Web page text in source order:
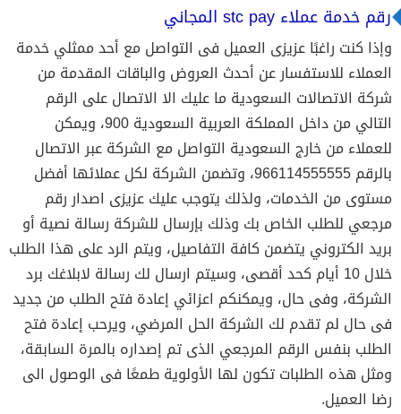
رقم خدمة عملاء stc pay المجاني
وإذا كنت راغبًا عزيزى العميل فى التواصل مع أحد ممثلي خدمة
العملاء للاستفسار عن أحدث العروض والباقات المقدمة من
شركة الاتصالات السعودية ما عليك الا الاتصال على الرقم
التالي من داخل المملكة العربية السعودية 900، ويمكن
للعملاء من خارج السعودية التواصل مع الشركة عبر الاتصال
بالرقم 966114555555، وتضمن الشركة لكل عملائها أفضل
مستوى من الخدمات، ولذلك يتوجب عليك عزيزى اصدار رقم
مرجعي للطلب الخاص بك وذلك بإرسال للشركة رسالة نصية أو
بريد الكتروني يتضمن كافة التفاصيل، ويتم الرد على هذا الطلب
خلال 10 أيام كحد أقصى، وسيتم ارسال لك رسالة لابلاغك برد
الشركة، وفى حال، ويمكنكم اعزائي إعادة فتح الطلب من جديد
فى حال لم تقدم لك الشركة الحل المرضي، ويرحب إعادة فتح
الطلب بنفس الرقم المرجعي الذى تم إصداره بالمرة السابقة،
ومثل هذه الطلبات تكون لها الأولوية طمعًا فى الوصول الى
رضا العميل.